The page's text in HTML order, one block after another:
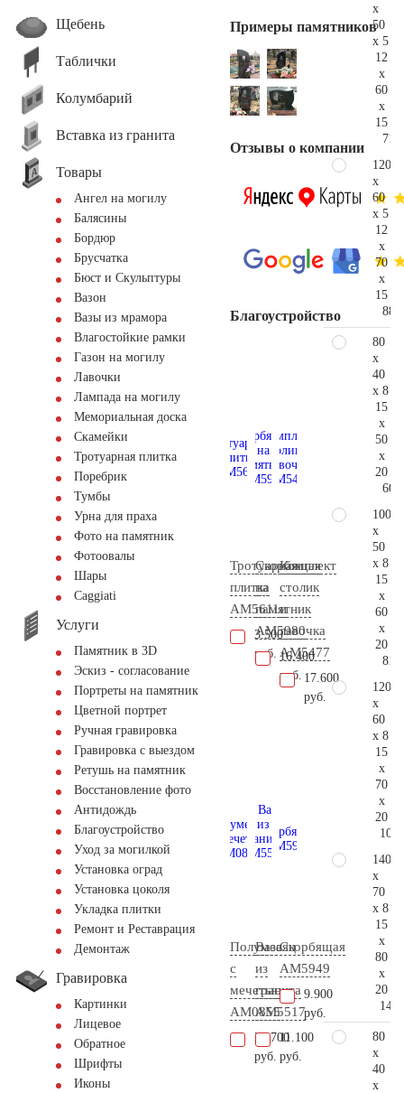
Щебень
Таблички
Колумбарий
Вставка из гранита
Товары
Ангел на могилу
Балясины
Бордюр
Брусчатка
Бюст и Скульптуры
Вазон
Вазы из мрамора
Влагостойкие рамки
Газон на могилу
Лавочки
Лампада на могилу
Мемориальная доска
Скамейки
Тротуарная плитка
Поребрик
Тумбы
Урна для праха
Фото на памятник
Фотоовалы
Шары
Сaggiati
Услуги
Памятник в 3D
Эскиз - согласование
Портреты на памятник
Цветной портрет
Ручная гравировка
Гравировка с выездом
Ретушь на памятник
Восстановление фото
Антидождь
Благоустройство
Уход за могилкой
Установка оград
Установка цоколя
Укладка плитки
Ремонт и Реставрация
Демонтаж
Гравировка
Картинки
Лицевое
Обратное
Шрифты
Иконы
Примеры памятников
Отзывы о компании
Благоустройство
Тротуарная
плитка
AM5611
3.500
руб.
Скорбящая
на
памятник
AM5980
16.400
руб.
Комплект
столик
и
лавочка
АМ5477
17.600
руб.
Полумесяц
с
мечетью
AM0855
20.700
руб.
Ваза
из
гранита
AM5517
11.100
руб.
Скорбящая
AM5949
9.900
руб.
x
50
x 5
12
x
60
x
15
120
x
60
x 5
12
x
70
x
15
80
x
40
x 8
15
x
50
x
20
100
x
50
x 8
15
x
60
x
20
120
x
60
x 8
15
x
70
x
20
140
x
70
x 8
15
x
80
x
20
80
x
40
x